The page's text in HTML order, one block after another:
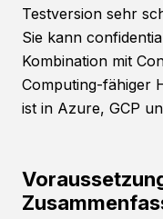
Testversion sehr
Sie kann
Kombination mit
Computing-fähiger
ist in Azure, GCP